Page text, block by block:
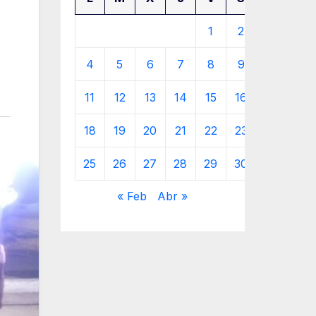
1 2
4 5 6 7 8 9
11 12 13 14 15 16
18 19 20 21 22 23
25 26 27 28 29 30
« Feb Abr »